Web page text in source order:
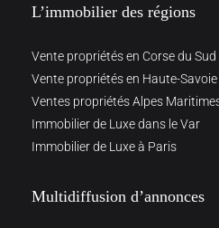
L’immobilier des régions
Vente propriétés en Corse du Sud
Vente propriétés en Haute-Savoie
Ventes propriétés Alpes
Immobilier de Luxe dans le Var
Immobilier de Luxe à Paris
Multidiffusion d’annonces